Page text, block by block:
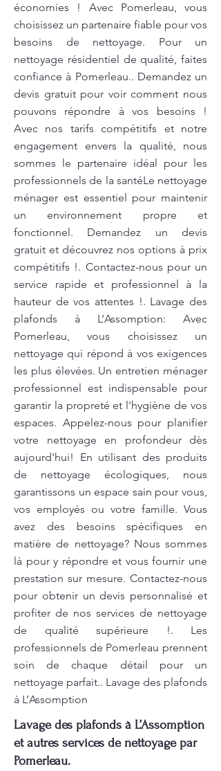
économies ! Avec Pomerleau, vous
choisissez un partenaire fiable pour vos
besoins de nettoyage. Pour un
nettoyage résidentiel de qualité, faites
confiance à Pomerleau.. Demandez un
devis gratuit pour voir comment nous
pouvons répondre à vos besoins !
Avec nos tarifs compétitifs et notre
engagement envers la qualité, nous
sommes le partenaire idéal pour les
professionnels de la santéLe nettoyage
ménager est essentiel pour maintenir
un environnement propre et
fonctionnel. Demandez un devis
gratuit et découvrez nos options à prix
compétitifs !. Contactez-nous pour un
service rapide et professionnel à la
hauteur de vos attentes !. Lavage des
plafonds à L’Assomption: Avec
Pomerleau, vous choisissez un
nettoyage qui répond à vos exigences
les plus élevées. Un entretien ménager
professionnel est indispensable pour
garantir la propreté et l'hygiène de vos
espaces. Appelez-nous pour planifier
votre nettoyage en profondeur dès
aujourd'hui! En utilisant des produits
de nettoyage écologiques, nous
garantissons un espace sain pour vous,
vos employés ou votre famille. Vous
avez des besoins spécifiques en
matière de nettoyage? Nous sommes
là pour y répondre et vous fournir une
prestation sur mesure. Contactez-nous
pour obtenir un devis personnalisé et
profiter de nos services de nettoyage
de qualité supérieure !. Les
professionnels de Pomerleau prennent
soin de chaque détail pour un
nettoyage parfait.. Lavage des plafonds
à L’Assomption
Lavage des plafonds à L’Assomption
et autres services de nettoyage par
Pomerleau.